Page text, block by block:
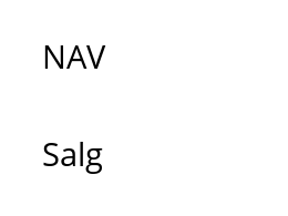
NAV
Salg